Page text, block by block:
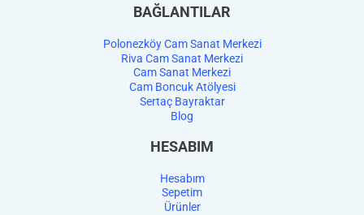
BAĞLANTILAR
Polonezköy Cam Sanat Merkezi
Riva Cam Sanat Merkezi
Cam Sanat Merkezi
Cam Boncuk Atölyesi
Sertaç Bayraktar
Blog
HESABIM
Hesabım
Sepetim
Ürünler